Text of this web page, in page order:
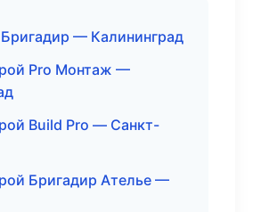
— Калининград
Pro Монтаж —
Build Pro — Санкт-
Бригадир Ателье —